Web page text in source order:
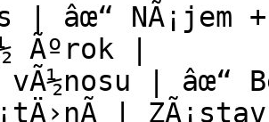
| âœ“
Ãºrok |
| âœ“
|